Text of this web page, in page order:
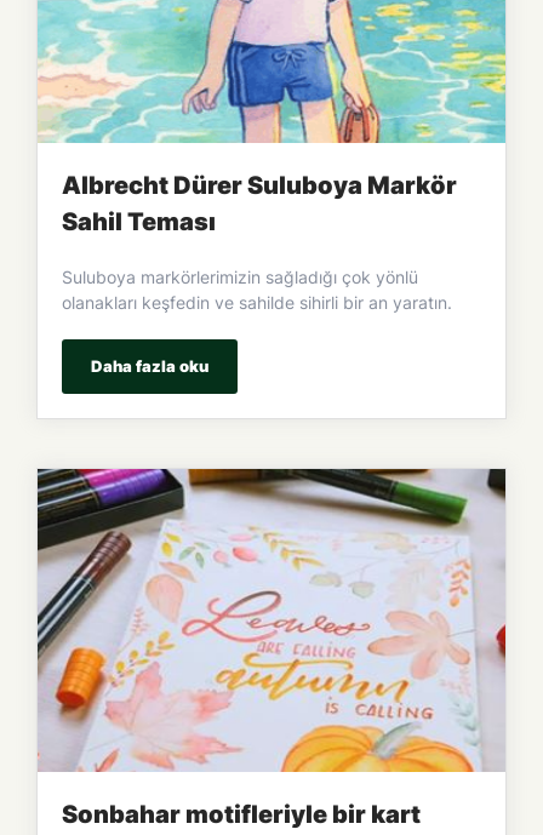
Albrecht Dürer Suluboya Markör
Sahil Teması
Suluboya markörlerimizin sağladığı çok yönlü
olanakları keşfedin ve sahilde sihirli bir an yaratın.
Daha fazla oku
Sonbahar motifleriyle bir kart